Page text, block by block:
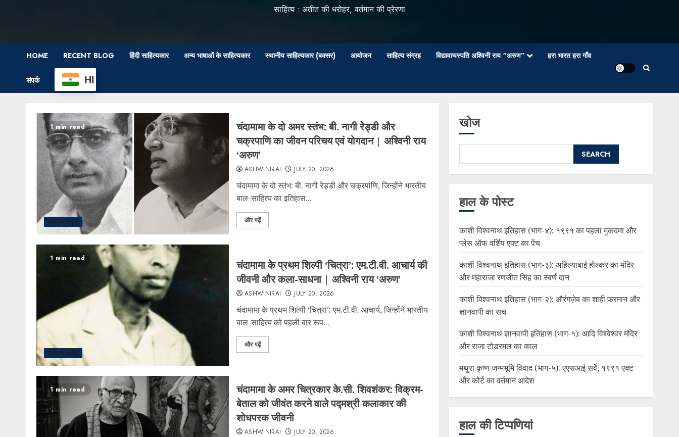
साहित्य : अतीत की धरोहर, वर्तमान की प्रेरणा
HOME RECENT BLOG हिंदी साहित्यकार अन्य भाषाओं के साहित्यकार स्थानीय साहित्यकार (बक्सर) आयोजन साहित्य संग्रह विद्यावाचस्पति अश्विनी राय “अरुण” हरा भारत हरा गाँव
संपर्क HI
1 min read
साहित्य संग्रह
चंदामामा के दो अमर स्तंभ: बी. नागी रेड्डी और
चक्रपाणि का जीवन परिचय एवं योगदान | अश्विनी राय
‘अरुण’
ASHWINIRAI JULY 20, 2026
चंदामामा के दो स्तंभ: बी. नागी रेड्डी और चक्रपाणि, जिन्होंने भारतीय
बाल-साहित्य का इतिहास...
और पढ़ें
1 min read
साहित्य संग्रह
चंदामामा के प्रथम शिल्पी ‘चित्रा’: एम.टी.वी. आचार्य की
जीवनी और कला-साधना | अश्विनी राय ‘अरुण’
ASHWINIRAI JULY 20, 2026
चंदामामा के प्रथम शिल्पी ‘चित्रा’: एम.टी.वी. आचार्य, जिन्होंने भारतीय
बाल-साहित्य को पहली बार रूप...
और पढ़ें
1 min read
चंदामामा के अमर चित्रकार के.सी. शिवशंकर: विक्रम-
बेताल को जीवंत करने वाले पद्मश्री कलाकार की
शोधपरक जीवनी
ASHWINIRAI JULY 20, 2026
खोज
SEARCH
हाल के पोस्ट
काशी विश्वनाथ इतिहास (भाग-४): १९९१ का पहला मुकदमा और
प्लेस ऑफ वर्शिप एक्ट का पेंच
काशी विश्वनाथ इतिहास (भाग-३): अहिल्याबाई होल्कर का मंदिर
और महाराजा रणजीत सिंह का स्वर्ण दान
काशी विश्वनाथ इतिहास (भाग-२): औरंगज़ेब का शाही फरमान और
ज्ञानवापी का सच
काशी विश्वनाथ ज्ञानवापी इतिहास (भाग-१): आदि विश्वेश्वर मंदिर
और राजा टोडरमल का काल
मथुरा कृष्ण जन्मभूमि विवाद (भाग-५): एएसआई सर्वे, १९९१ एक्ट
और कोर्ट का वर्तमान आदेश
हाल की टिप्पणियां